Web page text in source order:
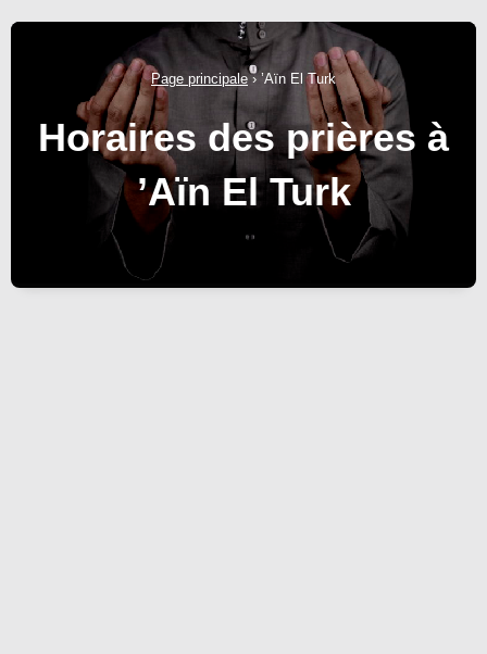
Page principale› ’Aïn El Turk
Horaires des prières à
’Aïn El Turk